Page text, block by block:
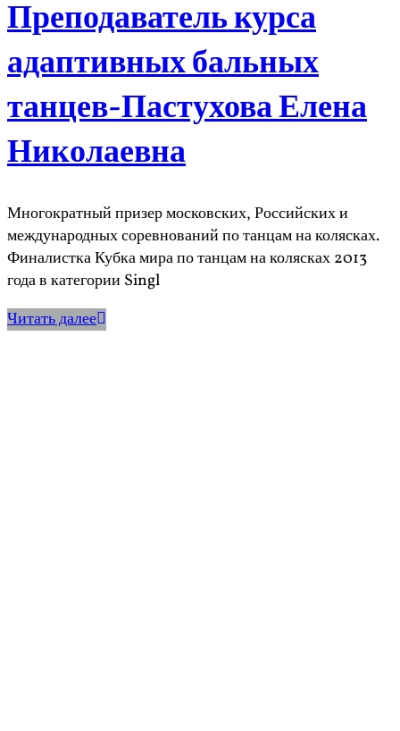
Преподаватель курса
адаптивных бальных
танцев-Пастухова Елена
Николаевна
Многократный призер московских, Российских и
международных соревнований по танцам на колясках.
Финалистка Кубка мира по танцам на колясках 2013
года в категории Singl
Читать далее